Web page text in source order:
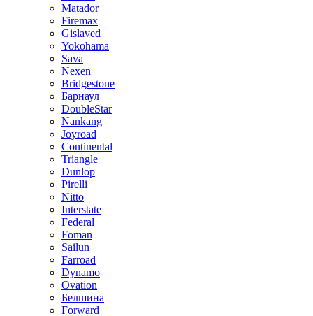
Matador
Firemax
Gislaved
Yokohama
Sava
Nexen
Bridgestone
Барнаул
DoubleStar
Nankang
Joyroad
Continental
Triangle
Dunlop
Pirelli
Nitto
Interstate
Federal
Foman
Sailun
Farroad
Dynamo
Ovation
Белшина
Forward